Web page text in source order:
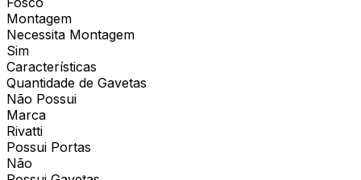
Montagem
Necessita Montagem
Sim
Características
Quantidade de Gavetas
Não Possui
Marca
Rivatti
Possui Portas
Não